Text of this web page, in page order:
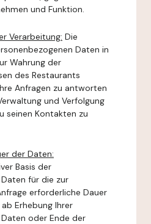
und Funktion.
Verarbeitung: Die
Daten in
Wahrung der
des Restaurants
Anfragen zu antworten
und Verfolgung
seinen Kontakten zu
der Daten:
Basis der
für die zur
erforderliche Dauer
Erhebung Ihrer
oder Ende der